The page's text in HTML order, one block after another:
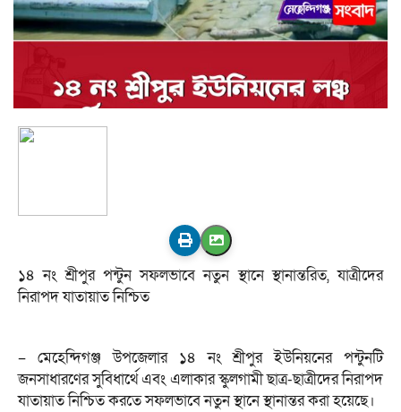
১৪ নং শ্রীপুর পন্টুন সফলভাবে নতুন স্থানে স্থানান্তরিত, যাত্রীদের
নিরাপদ যাতায়াত নিশ্চিত
– মেহেন্দিগঞ্জ উপজেলার ১৪ নং শ্রীপুর ইউনিয়নের পন্টুনটি
জনসাধারণের সুবিধার্থে এবং এলাকার স্কুলগামী ছাত্র-ছাত্রীদের নিরাপদ
যাতায়াত নিশ্চিত করতে সফলভাবে নতুন স্থানে স্থানান্তর করা হয়েছে।